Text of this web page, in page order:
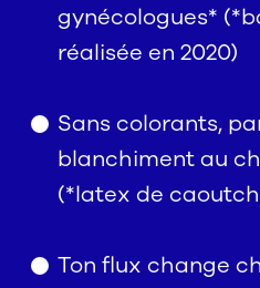
gynécologues*
réalisée en 2020)
Sans colorants,
blanchiment au
(*latex de
Ton flux change